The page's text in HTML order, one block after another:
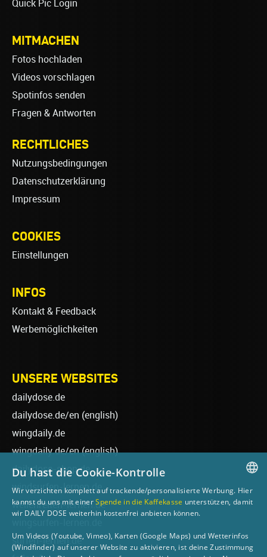
Quick Pic Login
MITMACHEN
Fotos hochladen
Videos vorschlagen
Spotinfos senden
Fragen & Antworten
RECHTLICHES
Nutzungsbedingungen
Datenschutzerklärung
Impressum
COOKIES
Einstellungen
INFOS
Kontakt & Feedback
Werbemöglichkeiten
UNSERE WEBSITES
dailydose.de
dailydose.de/en (english)
wingdaily.de
wingdaily.de/en(english)
dailydose-shop.de
windsurfen-lernen.de
wellenreiten-lernen.de
surfen-lernen.de
GERMAN
Du hast die Cookie-Kontrolle
Wir verzichten komplett auf trackende/personalisierte Werbung. Hier
kannst du uns mit einerSpende in die Kaffekasse unterstützen, damit
wir DAILY DOSE weiterhin kostenfrei anbieten können.
Um Videos (Youtube, Vimeo), Karten (Google Maps) und Wetterinfos
(Windfinder) auf unserer Website zu aktivieren, ist deine Zustimmung